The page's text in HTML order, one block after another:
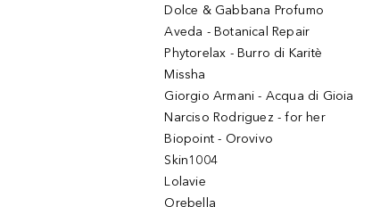
Dolce & Gabbana Profumo
Aveda - Botanical Repair
Phytorelax - Burro di Karitè
Missha
Giorgio Armani - Acqua di Gioia
Narciso Rodriguez - for her
Biopoint - Orovivo
Skin1004
Lolavie
Orebella